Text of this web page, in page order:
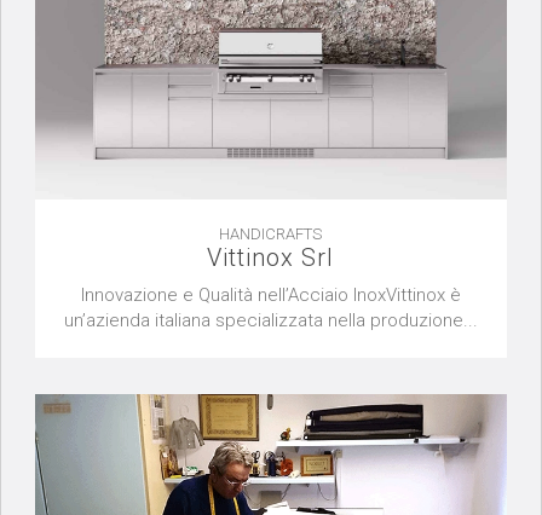
HANDICRAFTS
Vittinox Srl
Innovazione e Qualità nell’Acciaio InoxVittinox è
un’azienda italiana specializzata nella produzione...